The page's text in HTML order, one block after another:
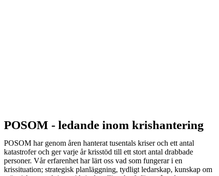
POSOM - ledande inom krishantering
POSOM har genom åren hanterat tusentals kriser och ett antal
katastrofer och ger varje år krisstöd till ett stort antal drabbade
personer. Vår erfarenhet har lärt oss vad som fungerar i en
krissituation; strategisk planläggning, tydligt ledarskap, kunskap om